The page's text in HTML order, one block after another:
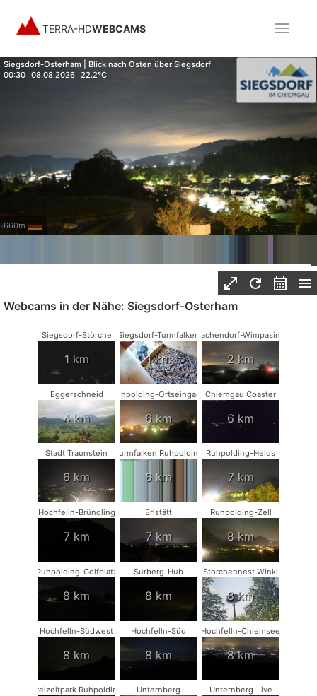
TERRA-HDWEBCAMS
Siegsdorf-Osterham | Blick nach Osten über Siegsdorf
00:30 08.08.2026 22.2°C
660m
Webcams in der Nähe: Siegsdorf-Osterham
Siegsdorf-Störche
1 km
Siegsdorf-Turmfalken
1 km
Vachendorf-Wimpasing
2 km
Eggerschneid
4 km
Ruhpolding-Ortseingang
6 km
Chiemgau Coaster
6 km
Stadt Traunstein
6 km
Turmfalken Ruhpolding
6 km
Ruhpolding-Helds
7 km
Hochfelln-Bründling
7 km
Erlstätt
7 km
Ruhpolding-Zell
8 km
Ruhpolding-Golfplatz
8 km
Surberg-Hub
8 km
Storchennest Winkl
8 km
Hochfelln-Südwest
8 km
Hochfelln-Süd
8 km
Hochfelln-Chiemsee
8 km
Freizeitpark Ruhpolding Unternberg Unternberg-Live